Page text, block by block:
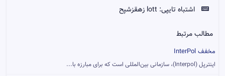
اشتباه تایپی: lott زهقزشپح
مطالب مرتبط
مخفف InterPol
اینترپل (Interpol)، سازمانی بین‌المللی است که برای مبارزه با...